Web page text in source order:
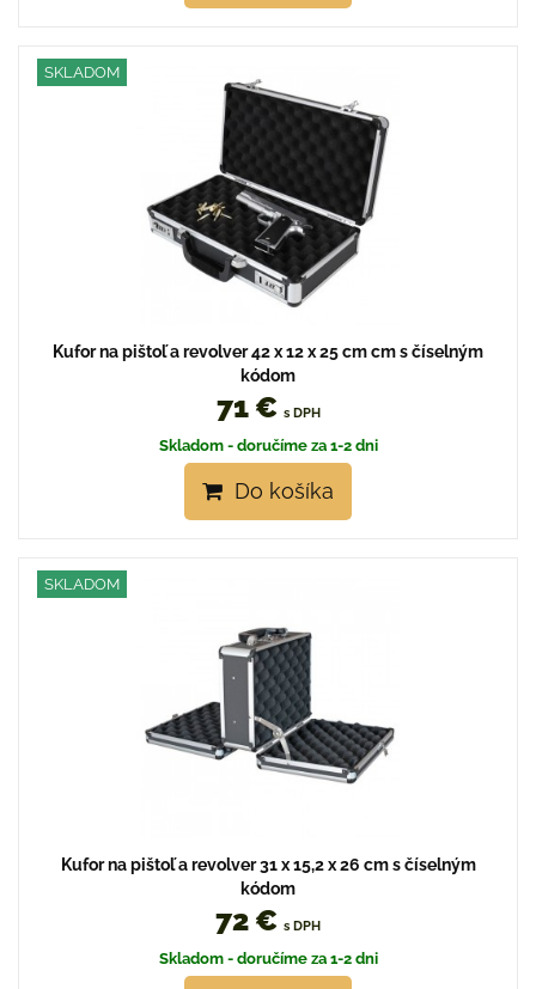
SKLADOM
Kufor na pištoľ a revolver 42 x 12 x 25 cm cm s číselným
kódom
71 € s DPH
Skladom - doručíme za 1-2 dni
Do košíka
SKLADOM
Kufor na pištoľ a revolver 31 x 15,2 x 26 cm s číselným
kódom
72 € s DPH
Skladom - doručíme za 1-2 dni